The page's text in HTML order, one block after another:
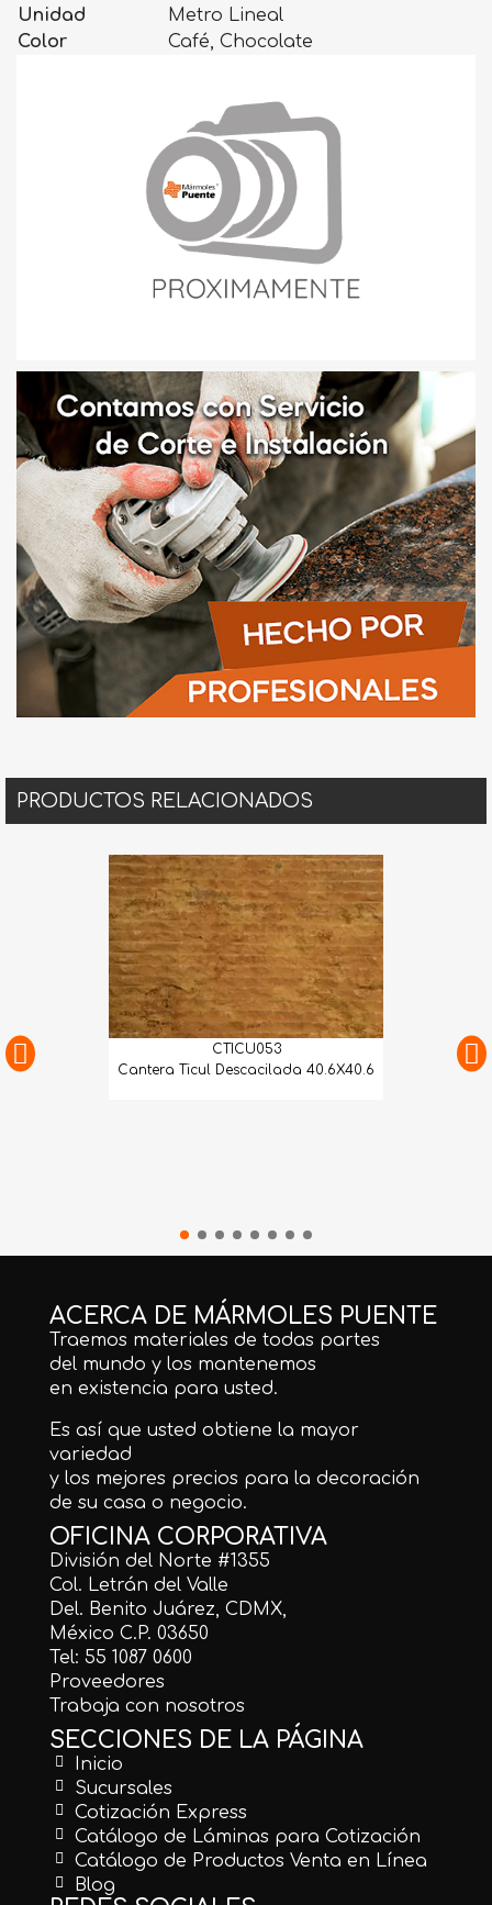
Unidad
Metro Lineal
Color
Café, Chocolate
PRODUCTOS RELACIONADOS
CTICU053
Cantera Ticul Descacilada 40.6X40.6
ACERCA DE MÁRMOLES PUENTE
Traemos materiales de todas partes
del mundo y los mantenemos
en existencia para usted.
Es así que usted obtiene la mayor
variedad
y los mejores precios para la decoración
de su casa o negocio.
OFICINA CORPORATIVA
División del Norte #1355
Col. Letrán del Valle
Del. Benito Juárez, CDMX,
México C.P. 03650
Tel: 55 1087 0600
Proveedores
Trabaja con nosotros
SECCIONES DE LA PÁGINA
Inicio
Sucursales
Cotización Express
Catálogo de Láminas para Cotización
Catálogo de Productos Venta en Línea
Blog